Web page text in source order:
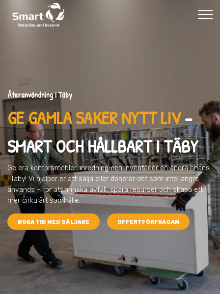
Återanvändning i Täby
GE GAMLA SAKER NYTT LIV–
SMART OCH HÅLLBART I TÄBY
Ge era kontorsmöbler, inredning och inventarier en andra chans
i Täby! Vi hjälper er att sälja eller donerar det som inte längre
används – för att minska avfall, spara resurser och skapa ett
mer cirkulärt samhälle.
BOKA TID MED SÄLJARE OFFERTFÖRFRÅGAN